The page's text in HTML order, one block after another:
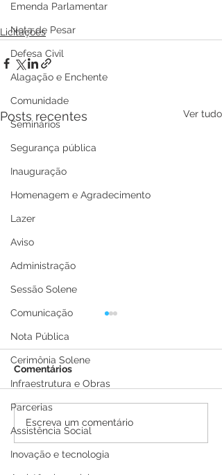
Emenda Parlamentar
Nota de Pesar
Defesa Civil
Alagação e Enchente
Comunidade
Seminários
Segurança pública
Inauguração
Homenagem e Agradecimento
Lazer
Aviso
Administração
Sessão Solene
Comunicação
Nota Pública
Cerimônia Solene
Infraestrutura e Obras
Parcerias
Assistência Social
Inovação e tecnologia
Licitações
Posts recentes Ver tudo
PE N°016/2025 - AVISO
DE ADIAMENTO
Comentários
Escreva um comentário